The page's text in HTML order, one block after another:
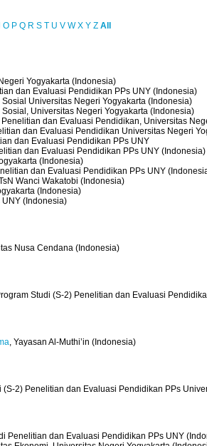
O P Q R S T U V W X Y Z All
Yogyakarta (Indonesia)
dan Evaluasi Pendidikan PPs UNY (Indonesia)
Sosial Universitas Negeri Yogyakarta (Indonesia)
Sosial, Universitas Negeri Yogyakarta (Indonesia)
Penelitian dan Evaluasi Pendidikan, Universitas
dan Evaluasi Pendidikan Universitas Negeri
dan Evaluasi Pendidikan PPs UNY
dan Evaluasi Pendidikan PPs UNY (Indonesia)
(Indonesia)
dan Evaluasi Pendidikan PPs UNY
Wanci Wakatobi (Indonesia)
(Indonesia)
UNY (Indonesia)
Nusa Cendana (Indonesia)
Studi (S-2) Penelitian dan Evaluasi
, Yayasan Al-Muthi’in (Indonesia)
(S-2) Penelitian dan Evaluasi Pendidikan PPs
Penelitian dan Evaluasi Pendidikan PPs UNY